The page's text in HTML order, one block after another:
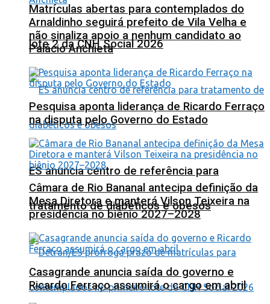
Matrículas abertas para contemplados do
lote 2 da CNH Social 2026
ES anuncia centro de referência para
tratamento de diabéticos e obesos
Arnaldinho seguirá prefeito de Vila Velha e
não sinaliza apoio a nenhum candidato ao
Palácio Anchieta
Pesquisa aponta liderança de Ricardo Ferraço
na disputa pelo Governo do Estado
Câmara de Rio Bananal antecipa definição da
Mesa Diretora e manterá Vilson Teixeira na
presidência no biênio 2027–2028
Casagrande anuncia saída do governo e
Ricardo Ferraço assumirá o cargo em abril